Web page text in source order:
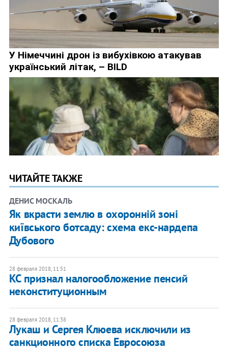
ЧИТАЙТЕ ТАКЖЕ
ДЕНИС МОСКАЛЬ
Як вкрасти землю в охоронній зоні
київського ботсаду: схема екс-нардепа
Дубового
28 февраля 2018, 11:51
КС признал налогообложение пенсий
неконституционным
28 февраля 2018, 11:38
Лукаш и Сергея Клюева исключили из
санкционного списка Евросоюза